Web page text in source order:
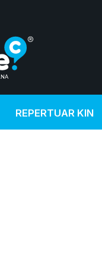
REPERTUAR KIN